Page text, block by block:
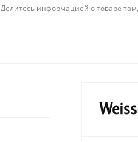
Делитесь информацией о товаре